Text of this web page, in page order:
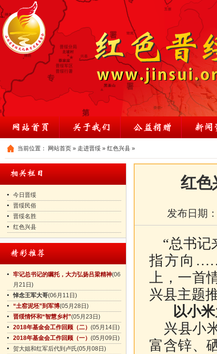
当前位置： 网站首页 » 走进晋绥 » 红色兴县 »
今日晋绥
晋绥民俗
晋绥名胜
红色兴县
牢记总书记的嘱托，大力弘扬吕梁精神(06
月21日)
悼念王军大哥(06月11日)
“土窑泥坯”到军博(05月28日)
晋绥情怀和“智慧乡村”(05月23日)
2018年基金会工作回顾（二） (05月14日)
2018年基金会工作回顾（一） (05月09日)
贺大姐和红军后代到卢氏(05月08日)
红色
发布日期
“总书记
指方向
上，一首
兴县主题
以小
兴县小
富含锌、